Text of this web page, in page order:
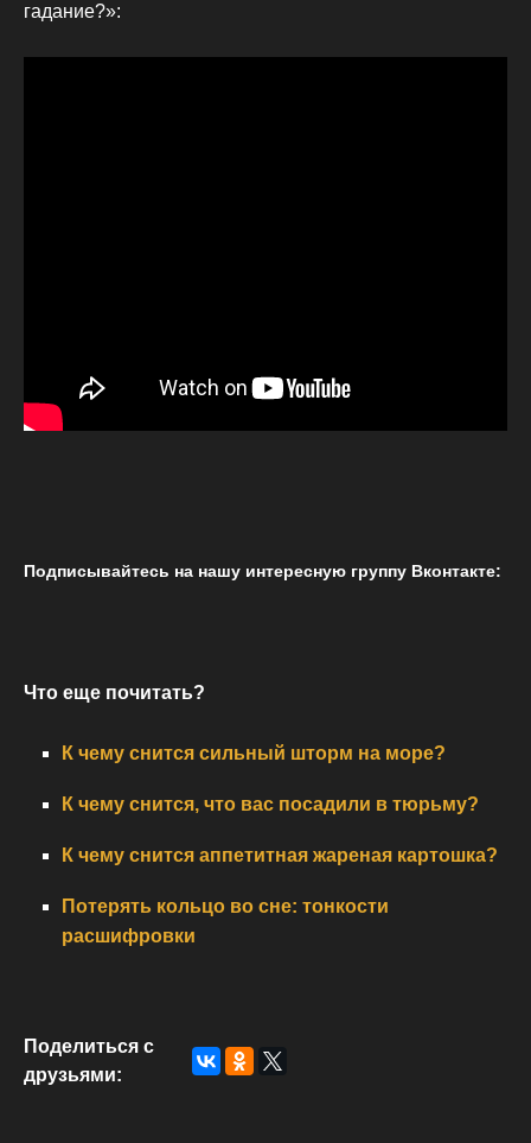
гадание?»:
Подписывайтесь на нашу интересную группу Вконтакте:
Что еще почитать?
К чему снится сильный шторм на море?
К чему снится, что вас посадили в тюрьму?
К чему снится аппетитная жареная картошка?
Потерять кольцо во сне: тонкости
расшифровки
Поделиться с
друзьями: